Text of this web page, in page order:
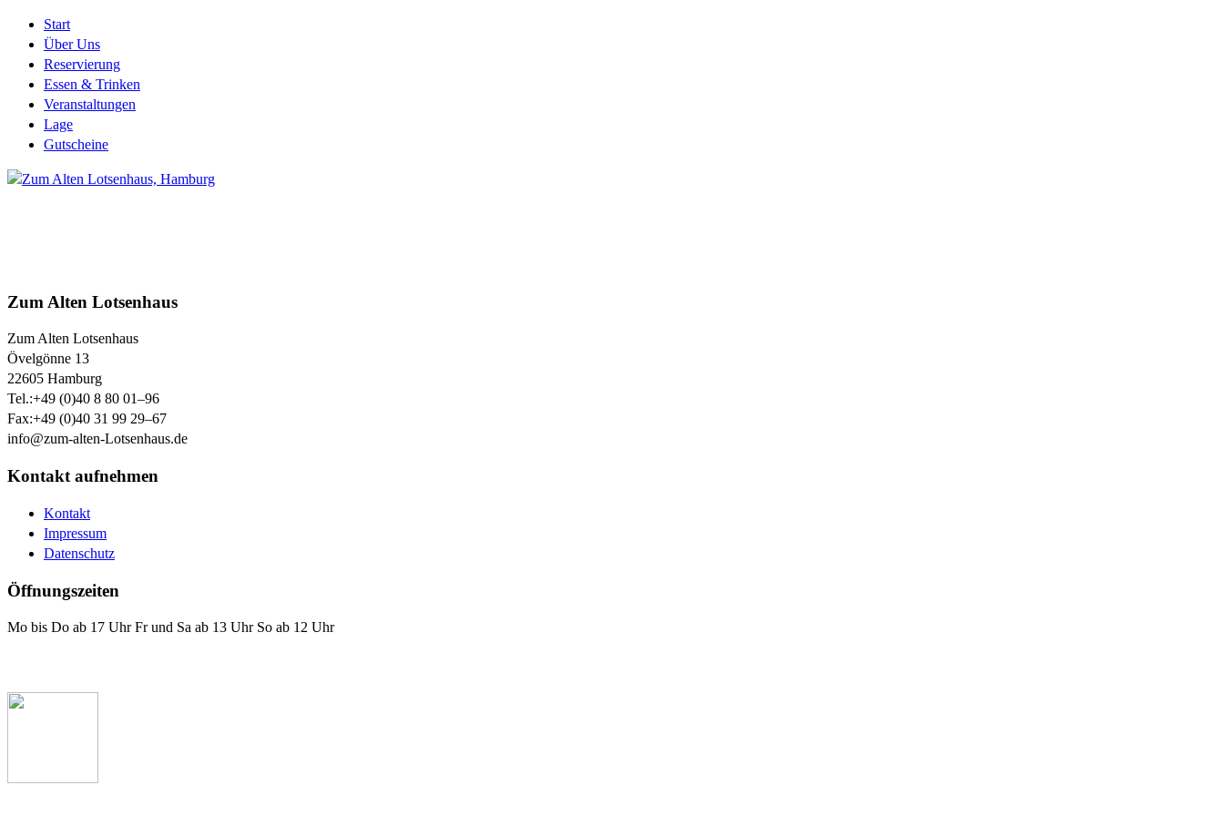
Start
Über Uns
Reservierung
Essen & Trinken
Veranstaltungen
Lage
Gutscheine
Zum Alten Lotsenhaus
Zum Alten Lotsenhaus
Övelgönne 13
22605 Hamburg
Tel.:+49 (0)40 8 80 01–96
Fax:+49 (0)40 31 99 29–67
info@zum-alten-Lotsenhaus.de
Kontakt aufnehmen
Kontakt
Impressum
Datenschutz
Öffnungszeiten
Mo bis Do ab 17 Uhr Fr und Sa ab 13 Uhr So ab 12 Uhr